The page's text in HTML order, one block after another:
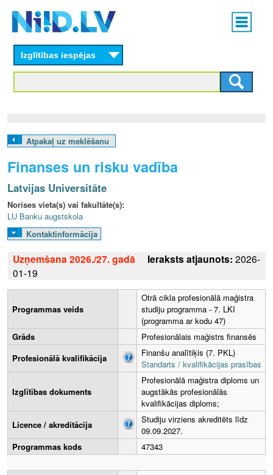
content
Main
menu
L
V
Izglītības iespējas
Atpakaļ uz meklēšanu
Finanses un risku vadība
Latvijas Universitāte
Norises vieta(s) vai fakultāte(s):
LU Banku augstskola
Kontaktinformācija
Uzņemšana 2026./27. gadā Ieraksts atjaunots: 2026-
01-19
Programmas veids
Otrā cikla profesionālā maģistra
studiju programma - 7. LKI
(programma ar kodu 47)
Grāds
Profesionālais maģistrs finansēs
Profesionālā kvalifikācija
Finanšu analītiķis (7. PKL)
Standarts / kvalifikācijas prasības
Izglītības dokuments
Profesionālā maģistra diploms un
augstākās profesionālās
kvalifikācijas diploms;
Licence / akreditācija
Studiju virziens akreditēts līdz
09.09.2027.
Programmas kods
47343